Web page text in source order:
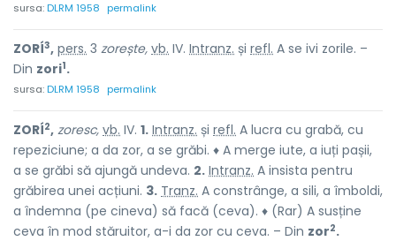
sursa:DLRM 1958 permalink
ZORÍ3, pers. 3 zorește, vb. IV. Intranz. și refl. A se ivi zorile. –
Din zori1.
sursa:DLRM 1958 permalink
ZORÍ2, zoresc, vb. IV. 1. Intranz. și refl. A lucra cu grabă, cu
repeziciune; a da zor, a se grăbi. ♦ A merge iute, a iuți pașii,
a se grăbi să ajungă undeva. 2. Intranz. A insista pentru
grăbirea unei acțiuni. 3. Tranz. A constrânge, a sili, a îmboldi,
a îndemna (pe cineva) să facă (ceva). ♦ (Rar) A susține
ceva în mod stăruitor, a-i da zor cu ceva. – Din zor2.